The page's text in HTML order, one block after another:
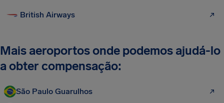
British Airways
Mais aeroportos onde podemos ajudá-lo
a obter compensação:
São Paulo Guarulhos